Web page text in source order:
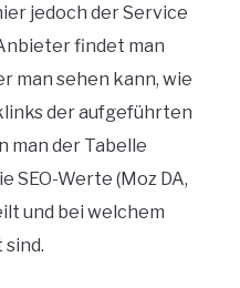
jedoch der Service
findet man
man sehen kann, wie
der aufgeführten
man der Tabelle
SEO-Werte (Moz DA,
und bei welchem